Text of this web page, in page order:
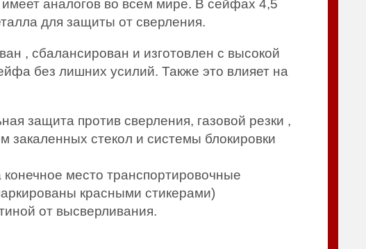
аналогов во всем мире. В сейфах 4,5
для защиты от сверления.
, сбалансирован и изготовлен с высокой
без лишних усилий. Также это влияет на
защита против сверления, газовой резки ,
закаленных стекол и системы блокировки
место транспортировочные
красными стикерами)
от высверливания.